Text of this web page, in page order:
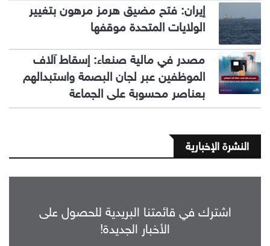
إيران: فتح مضيق هرمز مرهون بتغيير
الولايات المتحدة موقفها
مصدر في مالية صنعاء: إسقاط آلاف
الموظفين عبر لجان البصمة واستبدالهم
بعناصر محسوبة على الجماعة
النشرة الإخبارية
اشترك في قائمتنا البريدية للحصول على
الأخبار الجديدة!